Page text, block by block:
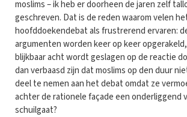
moslims – ik heb er doorheen de jaren zelf
geschreven. Dat is de reden waarom velen
hoofddoekendebat als frustrerend ervaren:
argumenten worden keer op keer
blijkbaar acht wordt geslagen op de reactie
dan verbaasd zijn dat moslims op den duur
deel te nemen aan het debat omdat ze
achter de rationele façade een onderliggend
schuilgaat?